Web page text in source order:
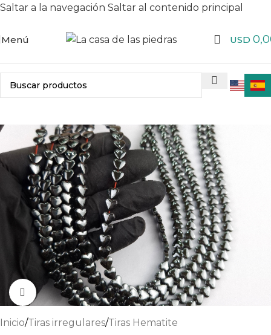
Saltar a la navegación Saltar al contenido principal
Menú USD
Haga clic para ampliar
Inicio/Tiras irregulares/Tiras Hematite